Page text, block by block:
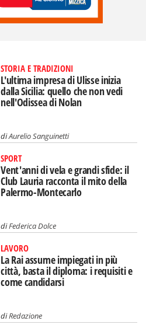
STORIA E TRADIZIONI
L'ultima impresa di Ulisse inizia
dalla Sicilia: quello che non vedi
nell'Odissea di Nolan
diAurelio Sanguinetti
SPORT
Vent'anni di vela e grandi sfide: il
Club Lauria racconta il mito della
Palermo-Montecarlo
diFederica Dolce
LAVORO
La Rai assume impiegati in più
città, basta il diploma: i requisiti e
come candidarsi
diRedazione